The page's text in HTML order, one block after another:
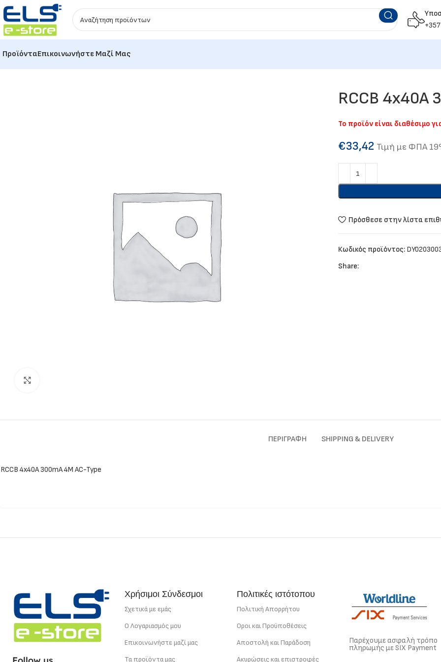
ΠροϊόνταΕπικοινωνήστε Μαζί Μας
RCCB 4x40A
Το προϊόν είναι διαθέσιμο
€33,42 Τιμή με ΦΠΑ
Πρόσθεσε στην λίστα
Κωδικός προϊόντος:
Share:
ΠΕΡΙΓΡΑΦΉ SHIPPING & DELIVERY
RCCB 4x40A 300mA 4M AC-Type
Χρήσιμοι Σύνδεσμοι
Σχετικά με εμάς
Ο Λογαριασμός μου
Επικοινωνήστε μαζί μας
Τα προϊόντα μας
Πολιτικές ιστότοπου
Πολιτική Απορρήτου
Οροι και Προϋποθέσεις
Αποστολή και Παράδοση
Ακυρώσεις και επιστροφές
Παρέχουμε ασφαλή τρόπο
πληρωμής με SIX Payment